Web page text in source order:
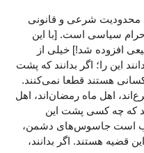
شرعی و قانونی
سیاسی است. [با این
افزوده شد!] خیلی از
این را؛ اگر بدانند که پشت
هستند قطعا نمی‌کنند.
اهل ماه رمضان‌اند، اهل
که چه کسی پشت این
است جاسوس‌های دشمن،
هستند. اگر بدانند،